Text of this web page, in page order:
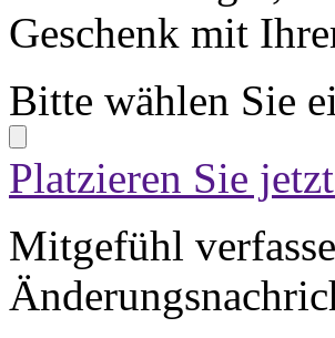
Geschenk mit
Bitte wählen Sie
Platzieren Sie
Mitgefühl